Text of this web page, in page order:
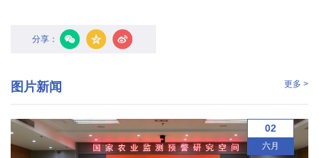
国
农
分享：
图片新闻 更多 >
02
六月